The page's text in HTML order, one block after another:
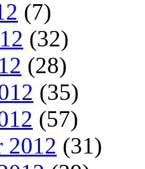
(7)
(32)
(28)
(35)
(57)
2012 (31)